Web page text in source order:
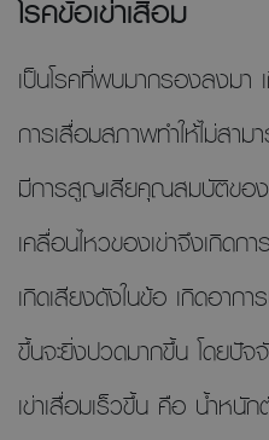
โรคข้อเข่าเสื่อม
เป็นโรคที่พบมากรองลงมา
การเสื่อมสภาพทำให้ไม่สาม
มีการสูญเสียคุณสมบัติของ
เคลื่อนไหวของเข่าจึงเกิด
เกิดเสียงดังในข้อ เกิดอาก
ขึ้นจะยิ่งปวดมากขึ้น โดยปั
เข่าเสื่อมเร็วขึ้น คือ นํ้าหนัก